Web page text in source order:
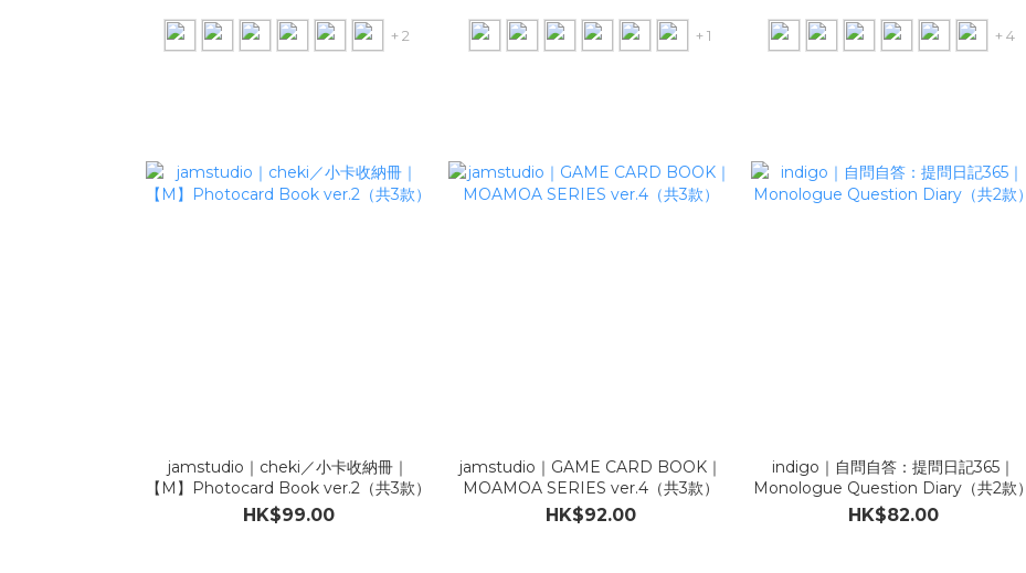
+ 2 + 1 + 4
jamstudio｜cheki／小卡收納冊｜
【M】Photocard Book ver.2（共3款）
HK$99.00
jamstudio｜GAME CARD BOOK｜
MOAMOA SERIES ver.4（共3款）
HK$92.00
indigo｜自問自答：提問日記365｜
Monologue Question Diary（共2款）
HK$82.00